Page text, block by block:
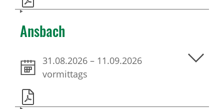
Ansbach
31.08.2026 – 11.09.2026
vormittags